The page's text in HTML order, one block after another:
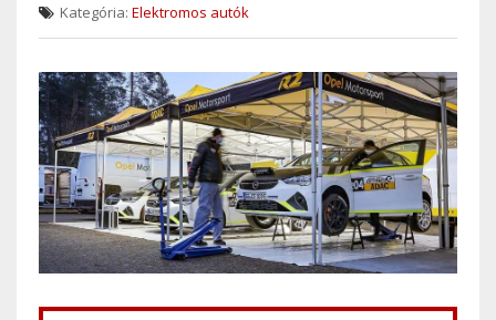
Kategória: Elektromos autók